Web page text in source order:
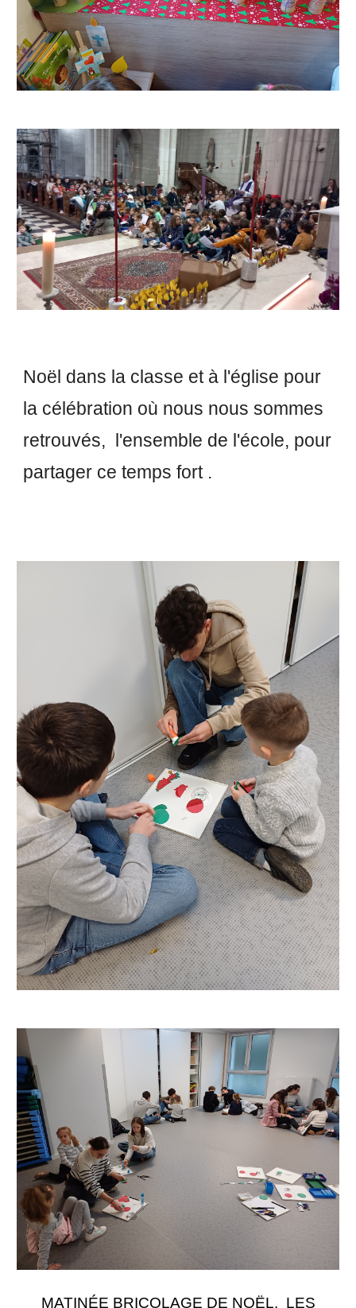
Noël dans la classe et à l'église pour
la célébration où nous nous sommes
retrouvés, l'ensemble de l'école, pour
partager ce temps fort .
MATINÉE BRICOLAGE DE NOËL. LES